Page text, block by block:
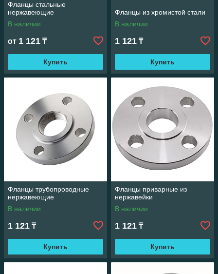
Фланцы стальные
нержавеющие
В наличии
от 1 121 ₸
Купить
Фланцы из хромистой стали
В наличии
1 121 ₸
Купить
Фланцы трубопроводные
нержавеющие
В наличии
1 121 ₸
Купить
Фланцы приварные из
нержавейки
В наличии
1 121 ₸
Купить